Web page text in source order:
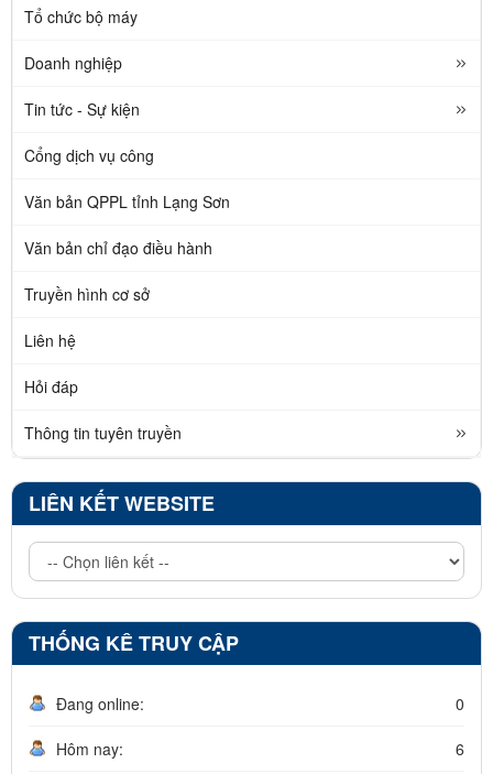
Tổ chức bộ máy
Doanh nghiệp
Tin tức - Sự kiện
Cổng dịch vụ công
Văn bản QPPL tỉnh Lạng Sơn
Văn bản chỉ đạo điều hành
Truyền hình cơ sở
Liên hệ
Hỏi đáp
Thông tin tuyên truyền
LIÊN KẾT WEBSITE
THỐNG KÊ TRUY CẬP
Đang online: 0
Hôm nay: 6